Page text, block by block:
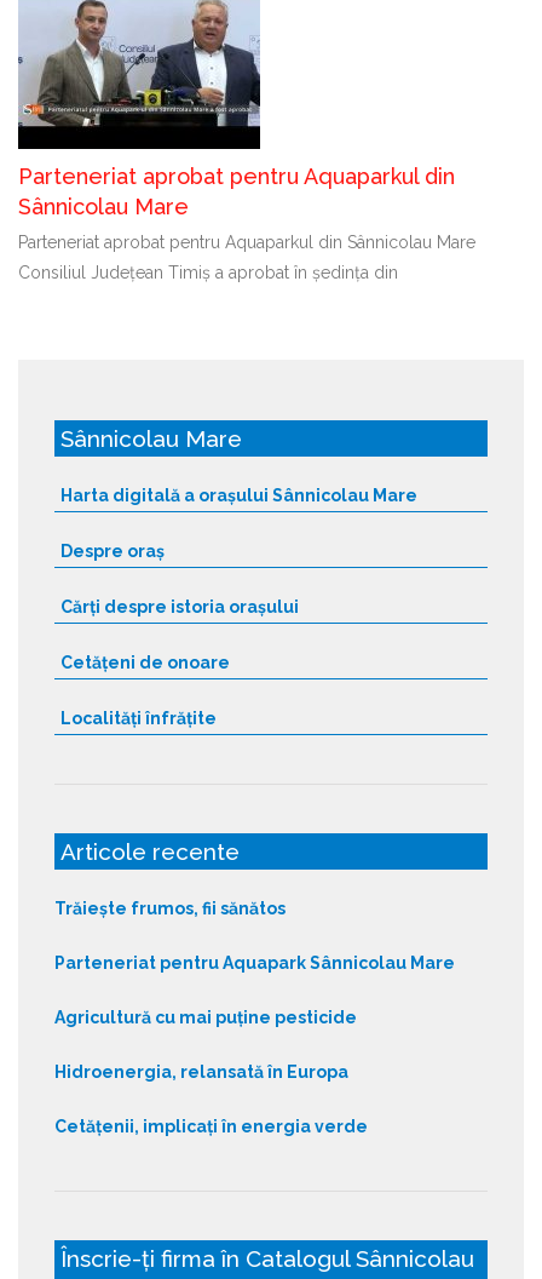
Parteneriat aprobat pentru Aquaparkul din
Sânnicolau Mare
Parteneriat aprobat pentru Aquaparkul din Sânnicolau Mare
Consiliul Județean Timiș a aprobat în ședința din
Sânnicolau Mare
Harta digitală a orașului Sânnicolau Mare
Despre oraș
Cărți despre istoria orașului
Cetățeni de onoare
Localități înfrățite
Articole recente
Trăiește frumos, fii sănătos
Parteneriat pentru Aquapark Sânnicolau Mare
Agricultură cu mai puține pesticide
Hidroenergia, relansată în Europa
Cetățenii, implicați în energia verde
Înscrie-ți firma în Catalogul Sânnicolau